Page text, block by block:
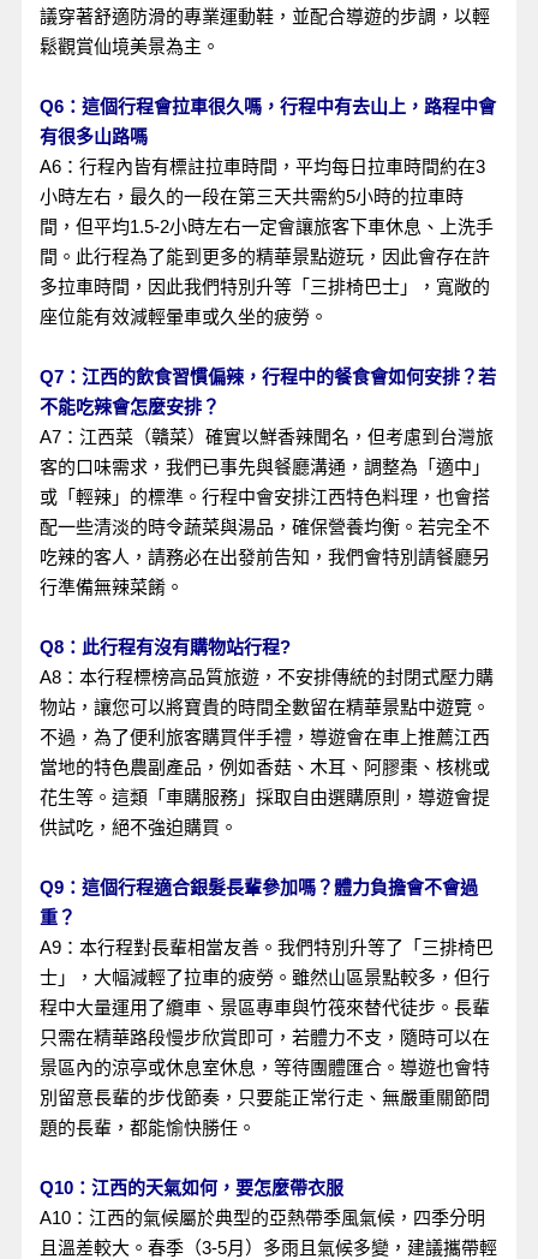
議穿著舒適防滑的專業運動鞋，並配合導遊的步調，以輕
鬆觀賞仙境美景為主。
Q6：這個行程會拉車很久嗎，行程中有去山上，路程中會
有很多山路嗎
A6：行程內皆有標註拉車時間，平均每日拉車時間約在3
小時左右，最久的一段在第三天共需約5小時的拉車時
間，但平均1.5-2小時左右一定會讓旅客下車休息、上洗手
間。此行程為了能到更多的精華景點遊玩，因此會存在許
多拉車時間，因此我們特別升等「三排椅巴士」，寬敞的
座位能有效減輕暈車或久坐的疲勞。
Q7：江西的飲食習慣偏辣，行程中的餐食會如何安排？若
不能吃辣會怎麼安排？
A7：江西菜（贛菜）確實以鮮香辣聞名，但考慮到台灣旅
客的口味需求，我們已事先與餐廳溝通，調整為「適中」
或「輕辣」的標準。行程中會安排江西特色料理，也會搭
配一些清淡的時令蔬菜與湯品，確保營養均衡。若完全不
吃辣的客人，請務必在出發前告知，我們會特別請餐廳另
行準備無辣菜餚。
Q8：此行程有沒有購物站行程?
A8：本行程標榜高品質旅遊，不安排傳統的封閉式壓力購
物站，讓您可以將寶貴的時間全數留在精華景點中遊覽。
不過，為了便利旅客購買伴手禮，導遊會在車上推薦江西
當地的特色農副產品，例如香菇、木耳、阿膠棗、核桃或
花生等。這類「車購服務」採取自由選購原則，導遊會提
供試吃，絕不強迫購買。
Q9：這個行程適合銀髮長輩參加嗎？體力負擔會不會過
重？
A9：本行程對長輩相當友善。我們特別升等了「三排椅巴
士」，大幅減輕了拉車的疲勞。雖然山區景點較多，但行
程中大量運用了纜車、景區專車與竹筏來替代徒步。長輩
只需在精華路段慢步欣賞即可，若體力不支，隨時可以在
景區內的涼亭或休息室休息，等待團體匯合。導遊也會特
別留意長輩的步伐節奏，只要能正常行走、無嚴重關節問
題的長輩，都能愉快勝任。
Q10： 江西的天氣如何，要怎麼帶衣服
A10：江西的氣候屬於典型的亞熱帶季風氣候，四季分明
且溫差較大。春季（3-5月）多雨且氣候多變，建議攜帶輕